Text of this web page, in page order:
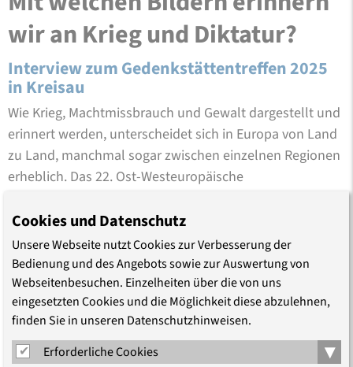
wir an Krieg und Diktatur?
Interview zum Gedenkstättentreffen 2025
in Kreisau
Wie Krieg, Machtmissbrauch und Gewalt dargestellt und
erinnert werden, unterscheidet sich in Europa von Land
zu Land, manchmal sogar zwischen einzelnen Regionen
erheblich. Das 22. Ost-Westeuropäische
dem europäischen Bildgedächtnis und dem …
Cookies und Datenschutz
Unsere Webseite nutzt Cookies zur Verbesserung der
Bedienung und des Angebots sowie zur Auswertung von
Webseitenbesuchen. Einzelheiten über die von uns
eingesetzten Cookies und die Möglichkeit diese abzulehnen,
finden Sie in unseren Datenschutzhinweisen.
Erforderliche Cookies
▾